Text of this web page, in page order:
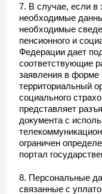
7. В случае, если в
необходимые
необходимые
пенсионного и
Федерации дает
соответствующие
заявления в форме
территориальный
социального
представляет
документа с
ограничен
портал
8. Персональные
связанные с